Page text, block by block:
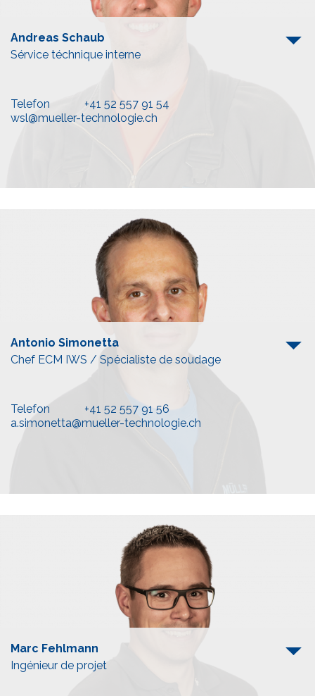
Andreas Schaub
Sérvice téchnique interne
Telefon
+41 52 557 91 54
wsl@mueller-technologie.ch
Antonio Simonetta
Chef ECM IWS / Spécialiste de soudage
Telefon
+41 52 557 91 56
a.simonetta@mueller-technologie.ch
Marc Fehlmann
Ingénieur de projet